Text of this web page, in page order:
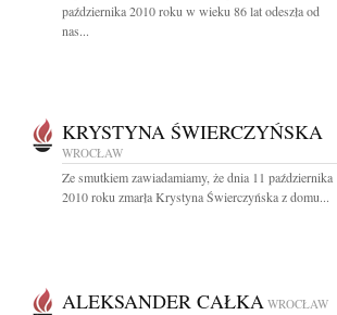
października 2010 roku w wieku 86 lat odeszła od
nas...
KRYSTYNA ŚWIERCZYŃSKA
WROCŁAW
Ze smutkiem zawiadamiamy, że dnia 11 października
2010 roku zmarła Krystyna Świerczyńska z domu...
ALEKSANDER CAŁKA WROCŁAW